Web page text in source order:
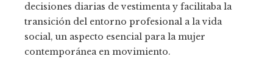
decisiones diarias de vestimenta y facilitaba la
transición del entorno profesional a la vida
social, un aspecto esencial para la mujer
contemporánea en movimiento.